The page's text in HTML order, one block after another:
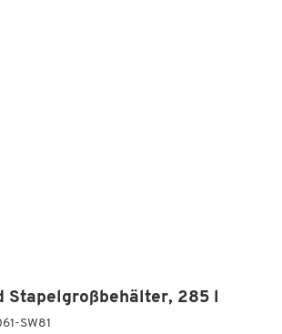
Stapelgroßbehälter, 285 l
SW81